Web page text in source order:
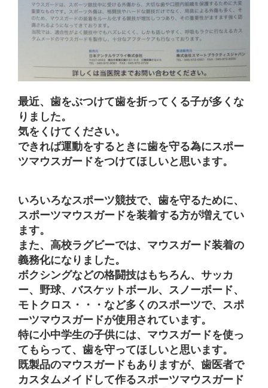
最近、歯をぶつけて歯を折ってくる子が多くな
りました。
気をくけてください。
できれば運動をするときに歯を守る為にスポー
ツマウスガードをつけてほしいと思います。
いろいろなスポーツ競技で、歯を守るために、
スポーツマウスガードを装着する方が増えてい
ます。
また、高校ラグビーでは、マウスガード装着の
義務化になりました。
ボクシングなどの格闘技はもちろん、サッカ
ー、野球、バスケットボール、スノーボード、
モトクロス・・・など多くのスポーツで、スポ
ーツマウスガードが使用されています。
特に小中学生の子供には、マウスガードを使っ
てもらって、歯を守ってほしいと思います。
既製品のマウスガードもありますが、歯医者で
カスタムメイドして作るスポーツマウスガード